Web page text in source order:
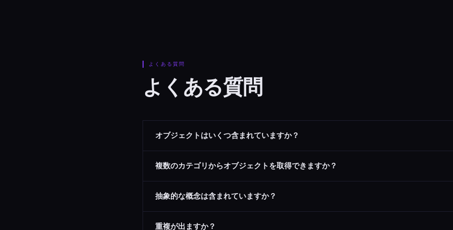
よくある質問
よくある質問
オブジェクトはいくつ含まれていますか？
複数のカテゴリからオブジェクトを取得できますか？
抽象的な概念は含まれていますか？
重複が出ますか？